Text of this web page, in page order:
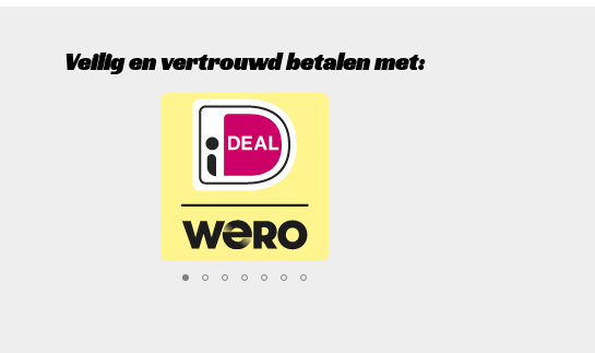
Veilig en vertrouwd betalen met: